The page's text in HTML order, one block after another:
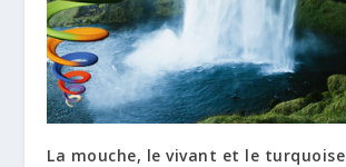
La mouche, le vivant et le turquoise